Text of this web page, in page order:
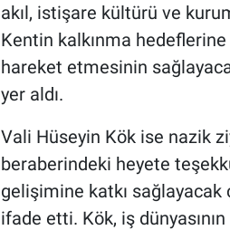
akıl, istişare kültürü ve
Kentin kalkınma
hareket etmesinin
yer aldı.
Vali Hüseyin Kök ise nazik
beraberindeki heyete
gelişimine katkı
ifade etti. Kök, iş